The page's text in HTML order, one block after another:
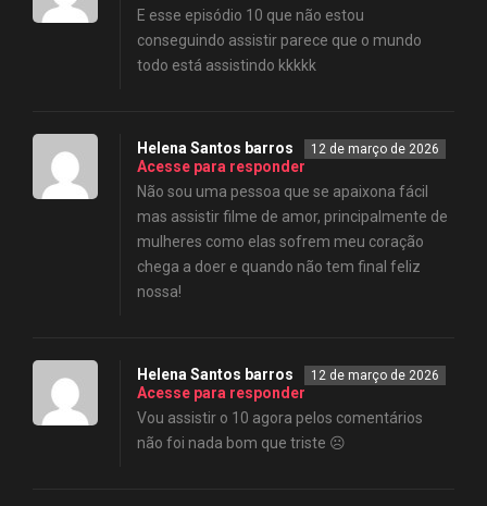
E esse episódio 10 que não estou
conseguindo assistir parece que o mundo
todo está assistindo kkkkk
Helena Santos barros 12 de março de 2026
Acesse para responder
Não sou uma pessoa que se apaixona fácil
mas assistir filme de amor, principalmente de
mulheres como elas sofrem meu coração
chega a doer e quando não tem final feliz
nossa!
Helena Santos barros 12 de março de 2026
Acesse para responder
Vou assistir o 10 agora pelos comentários
não foi nada bom que triste ☹️